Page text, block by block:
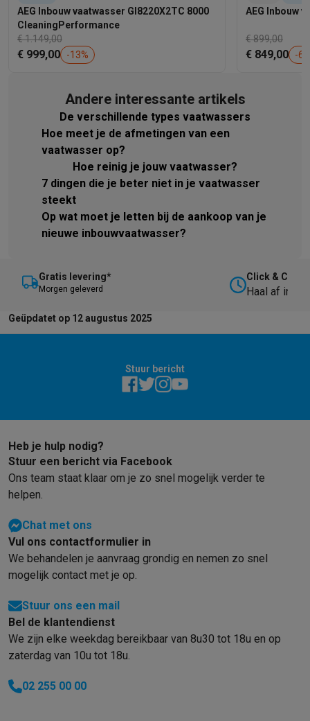
AEG Inbouw vaatwasser GI8220X2TC 8000
CleaningPerformance
€ 1.149,00
€ 999,00 -13%
AEG Inbouw
€ 899,00
€ 849,00 -6
Andere interessante artikels
De verschillende types vaatwassers
Hoe meet je de afmetingen van een
vaatwasser op?
Hoe reinig je jouw vaatwasser?
7 dingen die je beter niet in je vaatwasser
steekt
Op wat moet je letten bij de aankoop van je
nieuwe inbouwvaatwasser?
Gratis levering*
M orgen geleverd
Click &
Haal af in
Geüpdatet op 12 augustus 2025
Stuur bericht
Heb je hulp nodig?
Stuur een bericht via Facebook
Ons team staat klaar om je zo snel mogelijk verder te
helpen.
Chat met ons
Vul ons contactformulier in
We behandelen je aanvraag grondig en nemen zo snel
mogelijk contact met je op.
Stuur ons een mail
Bel de klantendienst
We zijn elke weekdag bereikbaar van 8u30 tot 18u en op
zaterdag van 10u tot 18u.
02 255 00 00